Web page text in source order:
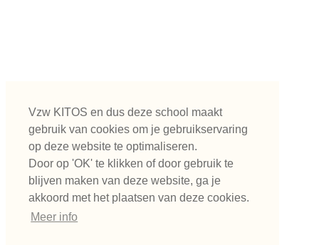
Vzw KITOS en dus deze school maakt
gebruik van cookies om je gebruikservaring
op deze website te optimaliseren.
Door op 'OK' te klikken of door gebruik te
blijven maken van deze website, ga je
akkoord met het plaatsen van deze cookies.
Meer info